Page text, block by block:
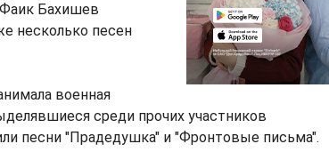
Бахишев
несколько песен
военная
среди прочих участников
песни "Прадедушка" и "Фронтовые письма".